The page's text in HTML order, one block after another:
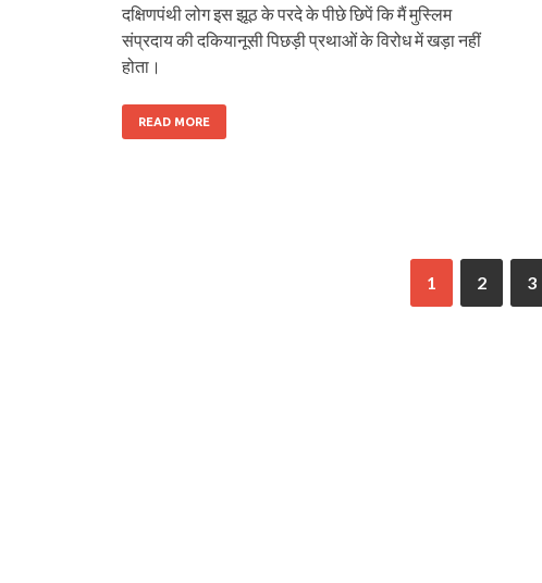
दक्षिणपंथी लोग इस झूठ के परदे के पीछे छिपें कि मैं मुस्लिम
संप्रदाय की दकियानूसी पिछड़ी प्रथाओं के विरोध में खड़ा नहीं
होता।
READ MORE
1 2 3